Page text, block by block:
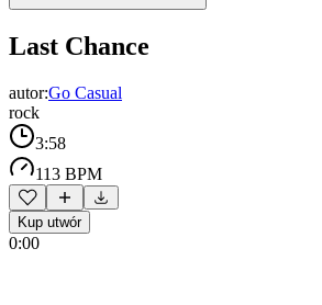
Last Chance
autor:Go Casual
rock
3:58
113 BPM
Kup utwór
0:00